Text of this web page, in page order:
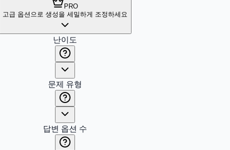
PRO
고급 옵션으로 생성을 세밀하게 조정하세요
난이도
문제 유형
답변 옵션 수